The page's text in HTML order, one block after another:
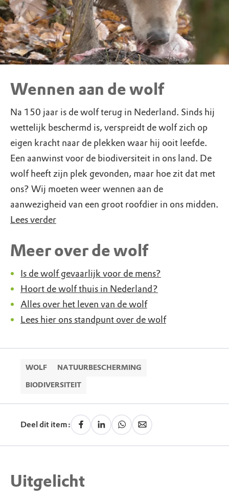
Wennen aan de wolf
Na 150 jaar is de wolf terug in Nederland. Sinds hij
wettelijk beschermd is, verspreidt de wolf zich op
eigen kracht naar de plekken waar hij ooit leefde.
Een aanwinst voor de biodiversiteit in ons land. De
wolf heeft zijn plek gevonden, maar hoe zit dat met
ons? Wij moeten weer wennen aan de
aanwezigheid van een groot roofdier in ons midden.
Lees verder
Meer over de wolf
Is de wolf gevaarlijk voor de mens?
Hoort de wolf thuis in Nederland?
Alles over het leven van de wolf
Lees hier ons standpunt over de wolf
WOLF
NATUURBESCHERMING
BIODIVERSITEIT
Deel dit item:
Uitgelicht